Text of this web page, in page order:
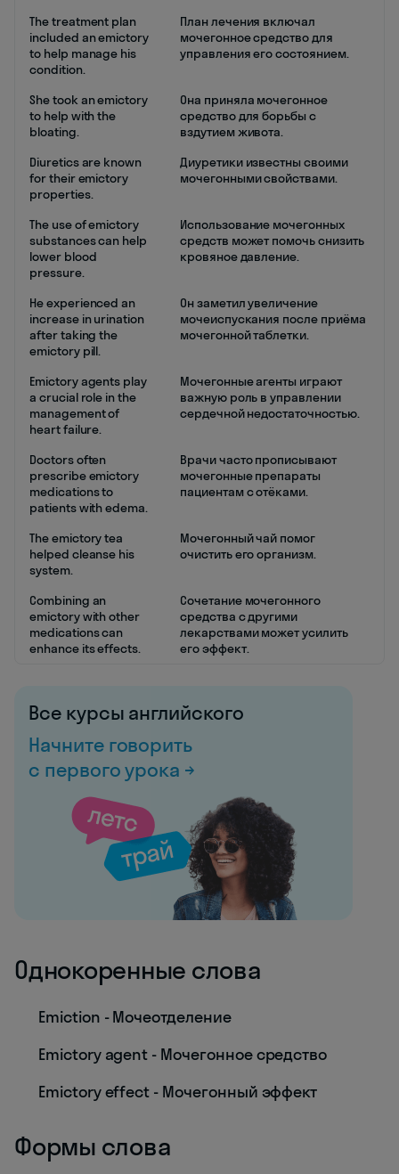
The treatment plan
included an emictory
to help manage his
condition.
План лечения включал
мочегонное средство для
управления его состоянием.
She took an emictory
to help with the
bloating.
Она приняла мочегонное
средство для борьбы с
вздутием живота.
Diuretics are known
for their emictory
properties.
Диуретики известны своими
мочегонными свойствами.
The use of emictory
substances can help
lower blood
pressure.
Использование мочегонных
средств может помочь снизить
кровяное давление.
He experienced an
increase in urination
after taking the
emictory pill.
Он заметил увеличение
мочеиспускания после приёма
мочегонной таблетки.
Emictory agents play
a crucial role in the
management of
heart failure.
Мочегонные агенты играют
важную роль в управлении
сердечной недостаточностью.
Doctors often
prescribe emictory
medications to
patients with edema.
Врачи часто прописывают
мочегонные препараты
пациентам с отёками.
The emictory tea
helped cleanse his
system.
Мочегонный чай помог
очистить его организм.
Combining an
emictory with other
medications can
enhance its effects.
Сочетание мочегонного
средства с другими
лекарствами может усилить
его эффект.
Все курсы английского
Начните говорить
с первого урока →
Однокоренные слова
Emiction - Мочеотделение
Emictory agent - Мочегонное средство
Emictory effect - Мочегонный эффект
Формы слова